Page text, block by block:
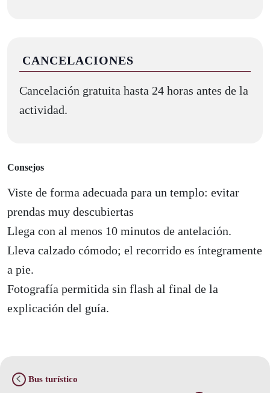
CANCELACIONES
Cancelación gratuita hasta 24 horas antes de la
actividad.
Consejos
Viste de forma adecuada para un templo: evitar
prendas muy descubiertas
Llega con al menos 10 minutos de antelación.
Lleva calzado cómodo; el recorrido es íntegramente
a pie.
Fotografía permitida sin flash al final de la
explicación del guía.
Bus turístico